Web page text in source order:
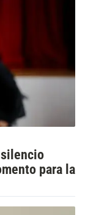
para la